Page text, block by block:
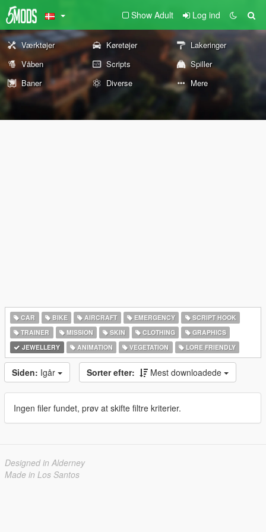
Show Adult Log ind
Værktøjer Køretøjer
Lakeringer
Våben
Scripts
Spiller
Baner
Diverse Mere
CAR BIKE AIRCRAFT EMERGENCY
SCRIPT HOOK
TRAINER
MISSION SKIN CLOTHING
GRAPHICS
JEWELLERY
ANIMATION VEGETATION LORE FRIENDLY
Siden: Igår Sorter efter: Mest downloadede
Ingen filer fundet, prøv at skifte filtre kriterier.
Designed in Alderney
Made in Los Santos